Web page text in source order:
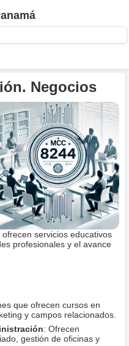
Negocios
servicios educativos
profesionales y el avance
que ofrecen cursos en
y campos relacionados.
: Ofrecen
gestión de oficinas y